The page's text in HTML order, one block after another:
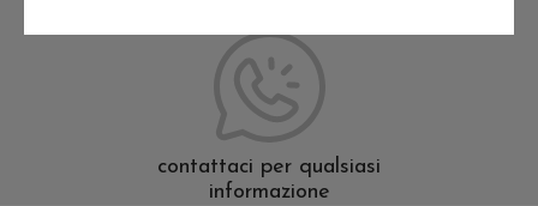
contattaci per qualsiasi
informazione